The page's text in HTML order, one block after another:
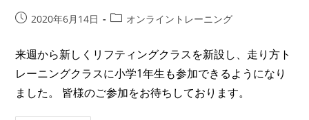
投
公
開
日:
2020年6月14日
投
テ
ゴ
リ
オンライントレーニング
来週から新しくリフティングクラスを新設し、走り方ト
レーニングクラスに小学1年生も参加できるようになり
ました。 皆様のご参加をお待ちしております。